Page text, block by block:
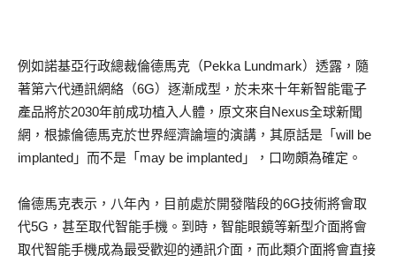
例如諾基亞行政總裁倫德馬克（Pekka Lundmark）透露，隨
著第六代通訊網絡（6G）逐漸成型，於未來十年新智能電子
產品將於2030年前成功植入人體，原文來自Nexus全球新聞
網，根據倫德馬克於世界經濟論壇的演講，其原話是「will be
implanted」而不是「may be implanted」，口吻頗為確定。
倫德馬克表示，八年內，目前處於開發階段的6G技術將會取
代5G，甚至取代智能手機。到時，智能眼鏡等新型介面將會
取代智能手機成為最受歡迎的通訊介面，而此類介面將會直接